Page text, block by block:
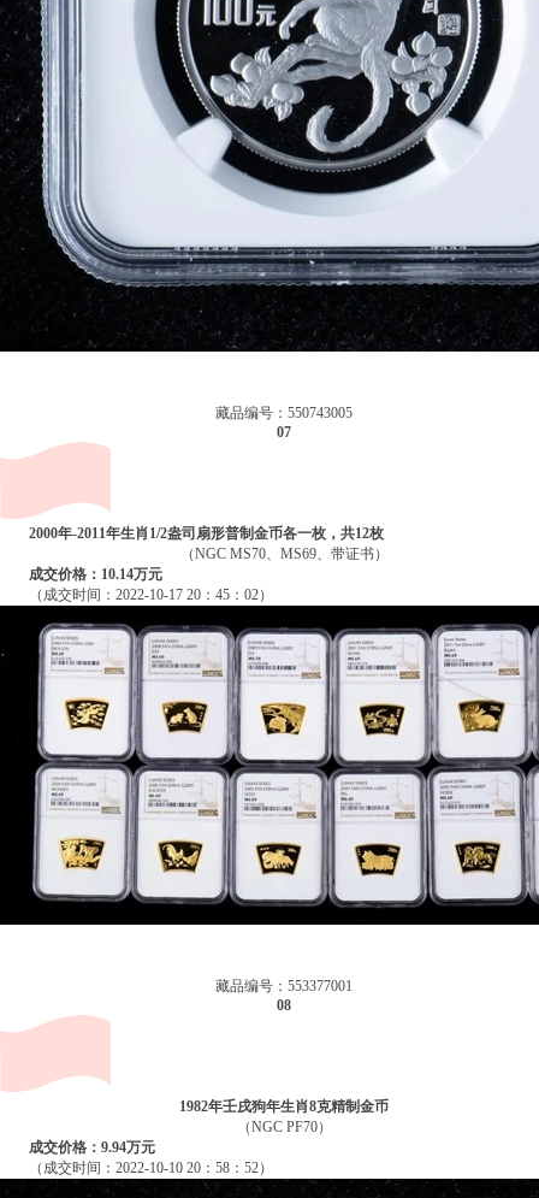
藏品编号：550743005
07
2000年-2011年生肖1/2盎司扇形普制金币各一枚，共12枚
（NGC MS70、MS69、带证书）
成交价格：10.14万元
（成交时间：2022-10-17 20：45：02）
藏品编号：553377001
08
1982年壬戌狗年生肖8克精制金币
（NGC PF70）
成交价格：9.94万元
（成交时间：2022-10-10 20：58：52）